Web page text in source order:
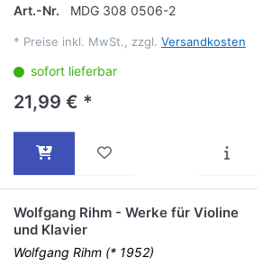
Art.-Nr. MDG 308 0506-2
* Preise inkl. MwSt., zzgl. Versandkosten
sofort lieferbar
21,99 € *
Wolfgang Rihm - Werke für Violine
und Klavier
Wolfgang Rihm (* 1952)